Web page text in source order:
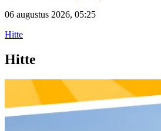
06 augustus 2026, 05:25
Hitte
Hitte